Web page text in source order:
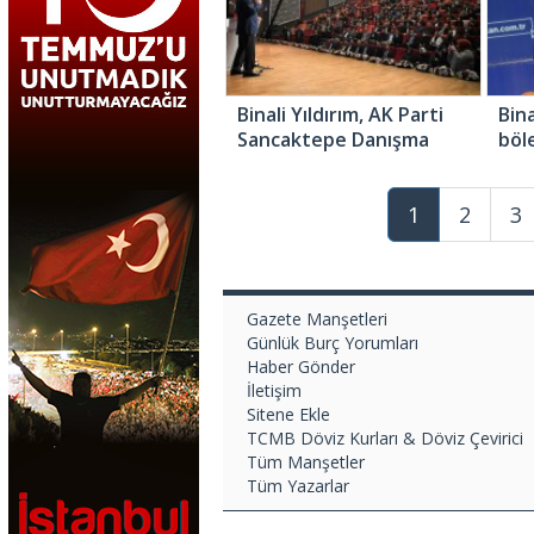
Binali Yıldırım, AK Parti
Sancaktepe Danışma
1 2 3
Gazete Manşetleri
Günlük Burç Yorumları
Haber Gönder
İletişim
Sitene Ekle
TCMB Döviz Kurları & Döviz Çevirici
Tüm Manşetler
Tüm Yazarlar